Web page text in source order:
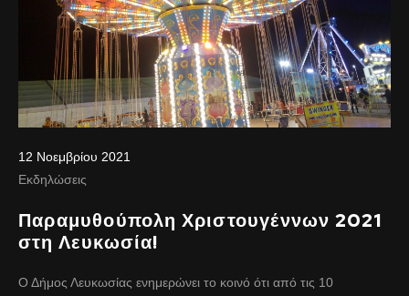
12 Νοεμβρίου 2021
Εκδηλώσεις
Παραμυθούπολη Χριστουγέννων 2021
στη Λευκωσία!
Ο Δήμος Λευκωσίας ενημερώνει το κοινό ότι από τις 10